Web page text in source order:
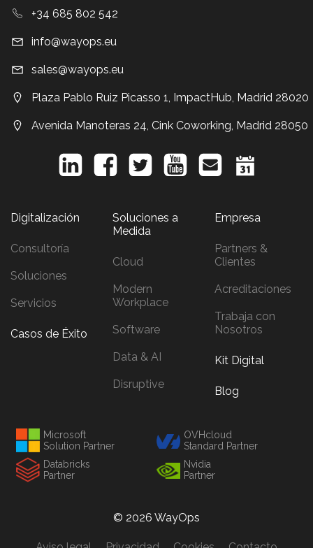
+34 685 802 542
info@wayops.eu
sales@wayops.eu
Plaza Pablo Ruiz Picasso 1, ImpactHub, Madrid 28020
Avenida Manoteras 24, Cink Coworking, Madrid 28050
Digitalización
Consultoría
Soluciones
Servicios
Casos de Éxito
Soluciones a
Medida
Cloud
Modern
Workplace
Software
Data & AI
Disruptive
Empresa
Partners &
Clientes
Acreditaciones
Trabaja con
Nosotros
Kit Digital
Blog
Microsoft
Solution Partner
OVHcloud
Standard Partner
Databricks
Partner
Nvidia
Partner
© 2026 WayOps